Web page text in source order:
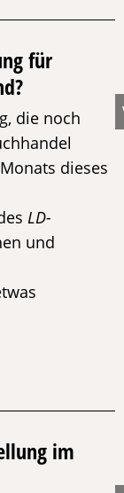
für
die noch
dieses
LD-
und
im